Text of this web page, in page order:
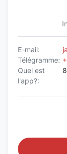
E-mail:
Télégramme:
Quel est
l'app?: